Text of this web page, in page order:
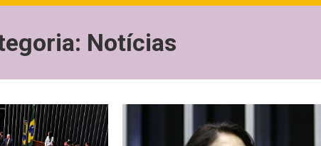
Notícias